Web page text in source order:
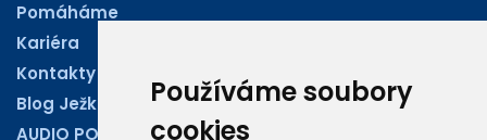
Používáme soubory
cookies
Pomáháme
Kariéra
Kontakty
Blog Ježkoviny
AUDIO PODCASTY